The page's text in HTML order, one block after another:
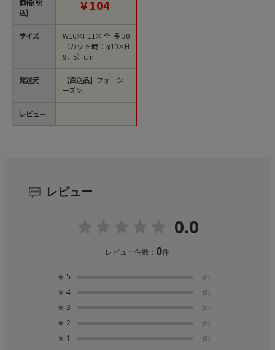
込)
サイズ
発送元
レビュー
￥104
W16×H11×全長30
（カット時：φ10×H
9．5）cm
【直送品】フォーシ
ーズン
レビュー
0.0
レビュー件数：0件
★ 5 (0)
★ 4 (0)
★ 3 (0)
★ 2 (0)
★ 1 (0)